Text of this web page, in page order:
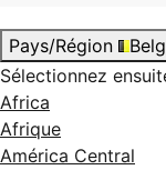
Pays/Région
Sélectionnez
Africa
Afrique
América Central